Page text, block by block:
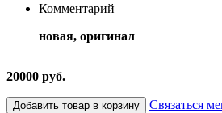
Комментарий
новая, оригинал
20000 руб.
Добавить товар в корзину Связаться